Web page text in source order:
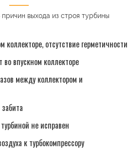
выхода из строя турбины
коллекторе, отсутствие герметичности
впускном коллекторе
между коллектором и
не исправен
к турбокомпрессору